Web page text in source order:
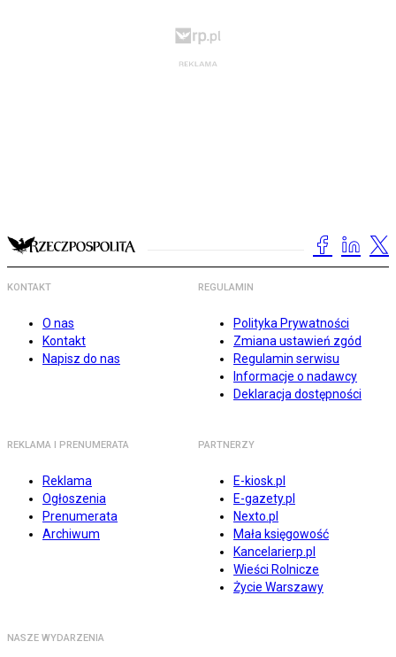
KONTAKT
O nas
Kontakt
Napisz do nas
REGULAMIN
Polityka Prywatności
Zmiana ustawień zgód
Regulamin serwisu
Informacje o nadawcy
Deklaracja dostępności
REKLAMA I PRENUMERATA
Reklama
Ogłoszenia
Prenumerata
Archiwum
PARTNERZY
E-kiosk.pl
E-gazety.pl
Nexto.pl
Mała księgowość
Kancelarierp.pl
Wieści Rolnicze
Życie Warszawy
NASZE WYDARZENIA